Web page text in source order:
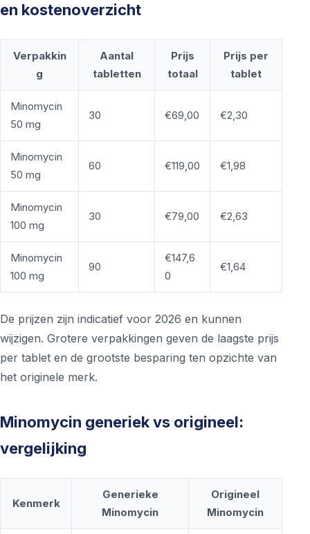
en kostenoverzicht
Verpakkin
g
Aantal
tabletten
Prijs
totaal
Prijs per
tablet
Minomycin
50 mg
30 €69,00 €2,30
Minomycin
50 mg
60 €119,00 €1,98
Minomycin
100 mg
30 €79,00 €2,63
Minomycin
100 mg
90
€147,6
0
€1,64
De prijzen zijn indicatief voor 2026 en kunnen
wijzigen. Grotere verpakkingen geven de laagste prijs
per tablet en de grootste besparing ten opzichte van
het originele merk.
Minomycin generiek vs origineel:
vergelijking
Kenmerk
Generieke
Minomycin
Origineel
Minomycin